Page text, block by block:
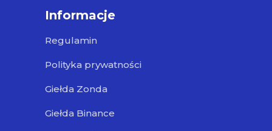
Informacje
Regulamin
Polityka prywatności
Giełda Zonda
Giełda Binance